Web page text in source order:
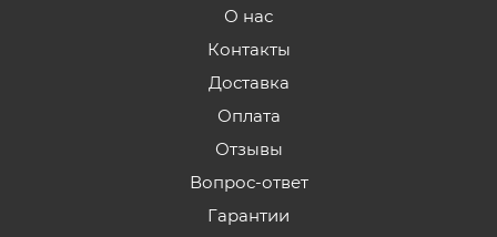
О нас
Контакты
Доставка
Оплата
Отзывы
Вопрос-ответ
Гарантии